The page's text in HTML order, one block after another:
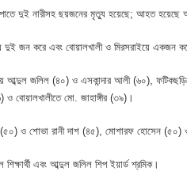
দুই নারীসহ ছয়জনের মৃত্যু হয়েছে; আহত
জন করে এবং বোয়ালখালী ও মিরসরাইয়ে একজন
আব্দুল জলিল (৪০) ও এসকান্দার আলী (৬০),
ও বোয়ালখালীতে মো. জাহাঙ্গীর (৩৯)।
(৫০) ও শোভা রানী দাশ (৪৫), মোশারফ হোসেন (৫০)
এবং আব্দুল জলিল শিপ ইয়ার্ড শ্রমিক।